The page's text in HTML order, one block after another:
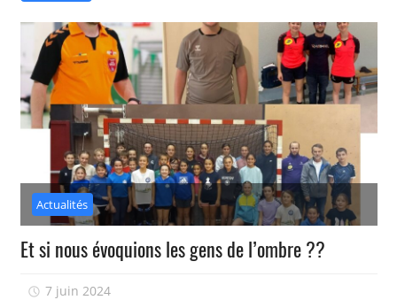
Actualités
Et si nous évoquions les gens de l’ombre ??
7 juin 2024